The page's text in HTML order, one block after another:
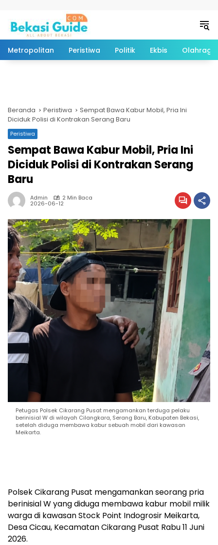
Metropolitan Peristiwa Politik Ekbis Olahraga
Beranda Peristiwa
Sempat Bawa Kabur Mobil, Pria Ini
Diciduk Polisi di Kontrakan Serang Baru
Peristiwa
Sempat Bawa Kabur Mobil, Pria Ini
Diciduk Polisi di Kontrakan Serang
Baru
Admin 2 Min Baca
2026-06-12
Petugas Polsek Cikarang Pusat mengamankan terduga pelaku
berinisial W di wilayah Cilangkara, Serang Baru, Kabupaten Bekasi,
setelah diduga membawa kabur sebuah mobil dari kawasan
Meikarta.
Polsek Cikarang Pusat mengamankan seorang pria
berinisial W yang diduga membawa kabur mobil milik
warga di kawasan Stock Point Indogrosir Meikarta,
Desa Cicau, Kecamatan Cikarang Pusat Rabu 11 Juni
2026.